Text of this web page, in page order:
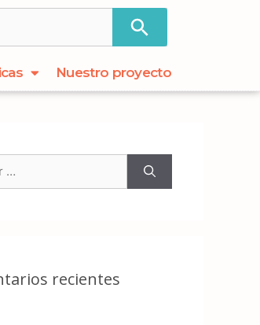
Nuestro proyecto
recientes